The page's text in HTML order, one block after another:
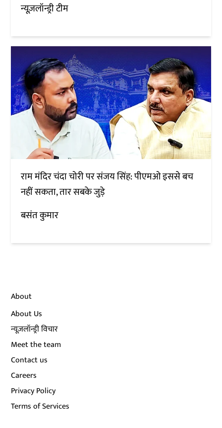
न्यूज़लॉन्ड्री टीम
राम मंदिर चंदा चोरी पर संजय सिंह: पीएमओ इससे बच
नहीं सकता, तार सबके जुड़े
बसंत कुमार
About
About Us
न्यूज़लॉन्ड्री विचार
Meet the team
Contact us
Careers
Privacy Policy
Terms of Services